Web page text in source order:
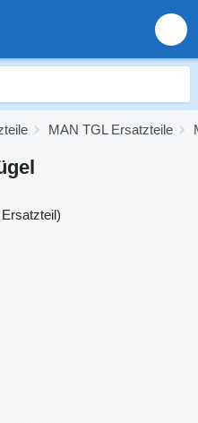
MAN TGL Ersatzteile